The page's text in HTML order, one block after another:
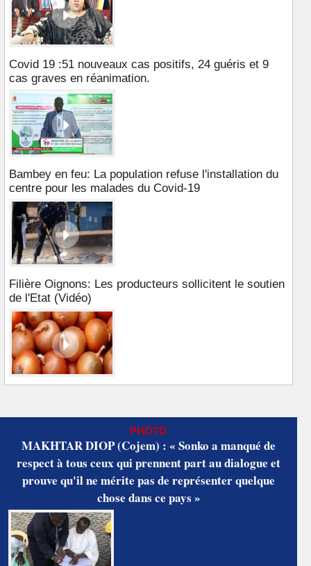
Covid 19 :51 nouveaux cas positifs, 24 guéris et 9
cas graves en réanimation.
Bambey en feu: La population refuse l'installation du
centre pour les malades du Covid-19
Filière Oignons: Les producteurs sollicitent le soutien
de l'Etat (Vidéo)
PHOTO
MAKHTAR DIOP (Cojem) : « Sonko a manqué de
respect à tous ceux qui prennent part au dialogue et
prouve qu'il ne mérite pas de représenter quelque
chose dans ce pays »